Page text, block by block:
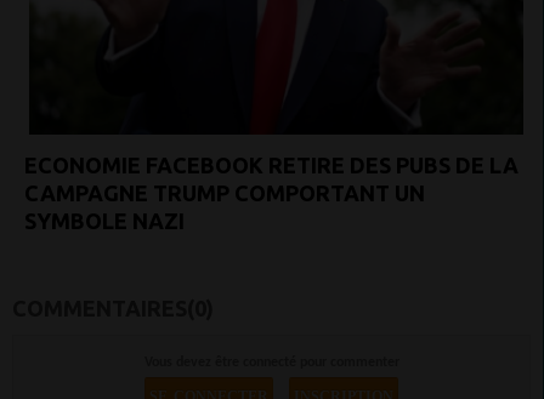
ECONOMIE FACEBOOK RETIRE DES PUBS DE LA
CAMPAGNE TRUMP COMPORTANT UN
SYMBOLE NAZI